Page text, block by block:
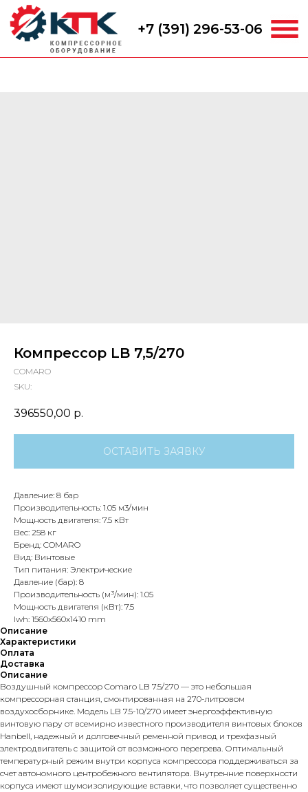
+7 (391) 296-53-06
Компрессор LB 7,5/270
COMARO
SKU:
396550,00 р.
ОСТАВИТЬ ЗАЯВКУ
Давление: 8 бар
Производительность: 1.05 м3/мин
Мощность двигателя: 7.5 кВт
Вес: 258 кг
Бренд: COMARO
Вид: Винтовые
Тип питания: Электрические
Давление (бар): 8
Производительность (м³/мин): 1.05
Мощность двигателя (кВт): 7.5
lwh: 1560x560x1410 mm
Описание
Характеристики
Оплата
Доставка
Описание
Воздушный компрессор Comaro LB 7.5/270 — это небольшая
компрессорная станция, смонтированная на 270-литровом
воздухосборнике. Модель LB 7.5-10/270 имеет энергоэффективную
винтовую пару от всемирно известного производителя винтовых блоков
Hanbell, надежный и долговечный ременной привод и трехфазный
электродвигатель с защитой от возможного перегрева. Оптимальный
температурный режим внутри корпуса компрессора поддерживаться за
счет автономного центробежного вентилятора. Внутренние поверхности
корпуса имеют шумоизолирующие вставки, что позволяет существенно